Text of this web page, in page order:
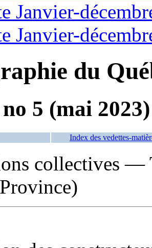
Janvier-
Janvier-
du
5 (mai 2023)
Index des vedettes-
collectives